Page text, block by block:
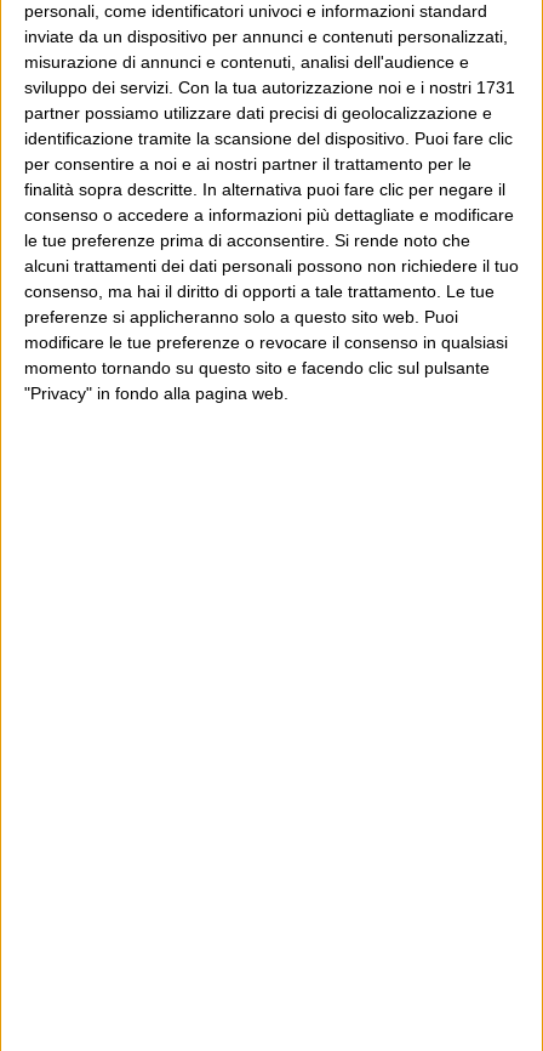
personali, come identificatori univoci e informazioni standard
inviate da un dispositivo per annunci e contenuti personalizzati,
misurazione di annunci e contenuti, analisi dell'audience e
sviluppo dei servizi. Con la tua autorizzazione noi e i nostri 1731
partner possiamo utilizzare dati precisi di geolocalizzazione e
identificazione tramite la scansione del dispositivo. Puoi fare clic
per consentire a noi e ai nostri partner il trattamento per le
finalità sopra descritte. In alternativa puoi fare clic per negare il
consenso o accedere a informazioni più dettagliate e modificare
le tue preferenze prima di acconsentire. Si rende noto che
alcuni trattamenti dei dati personali possono non richiedere il tuo
consenso, ma hai il diritto di opporti a tale trattamento. Le tue
preferenze si applicheranno solo a questo sito web. Puoi
modificare le tue preferenze o revocare il consenso in qualsiasi
momento tornando su questo sito e facendo clic sul pulsante
"Privacy" in fondo alla pagina web.
In questo secondo caso, e se Wittgenstein ti piace,
potrebbe piacerti anche il Post: che è partito
proprio da qui, e dal voler portare gli approcci di
questo blog dentro a un progetto più grande.
Poi il Post è cresciuto ed è diventato anche altro:
un progetto giornalistico che prosegue da oltre 16
anni, grazie a chi lo scopre, lo apprezza e lo
consiglia in giro.
Leggi il Post, magari ti piace